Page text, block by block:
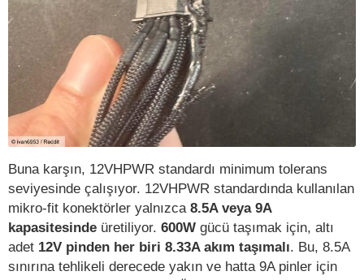
Buna karşın, 12VHPWR standardı minimum tolerans
seviyesinde çalışıyor. 12VHPWR standardında kullanılan
mikro-fit konektörler yalnızca 8.5A veya 9A
kapasitesinde üretiliyor. 600W gücü taşımak için, altı
adet 12V pinden her biri 8.33A akım taşımalı. Bu, 8.5A
sınırına tehlikeli derecede yakın ve hatta 9A pinler için